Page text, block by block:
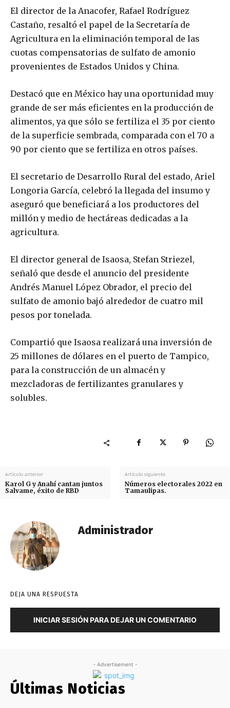
El director de la Anacofer, Rafael Rodríguez
Castaño, resaltó el papel de la Secretaría de
Agricultura en la eliminación temporal de las
cuotas compensatorias de sulfato de amonio
provenientes de Estados Unidos y China.
Destacó que en México hay una oportunidad muy
grande de ser más eficientes en la producción de
alimentos, ya que sólo se fertiliza el 35 por ciento
de la superficie sembrada, comparada con el 70 a
90 por ciento que se fertiliza en otros países.
El secretario de Desarrollo Rural del estado, Ariel
Longoria García, celebró la llegada del insumo y
aseguró que beneficiará a los productores del
millón y medio de hectáreas dedicadas a la
agricultura.
El director general de Isaosa, Stefan Striezel,
señaló que desde el anuncio del presidente
Andrés Manuel López Obrador, el precio del
sulfato de amonio bajó alrededor de cuatro mil
pesos por tonelada.
Compartió que Isaosa realizará una inversión de
25 millones de dólares en el puerto de Tampico,
para la construcción de un almacén y
mezcladoras de fertilizantes granulares y
solubles.
Artículo anterior
Karol G y Anahí cantan juntos
Salvame, éxito de RBD
Artículo siguiente
Números electorales 2022 en
Tamaulipas.
Administrador
DEJA UNA RESPUESTA
INICIAR SESIÓN PARA DEJAR UN COMENTARIO
- Advertisement -
Últimas Noticias